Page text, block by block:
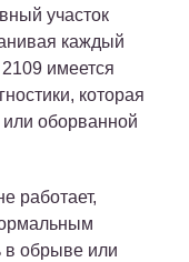
участок
каждый
имеется
которая
оборванной
работает,
в обрыве или